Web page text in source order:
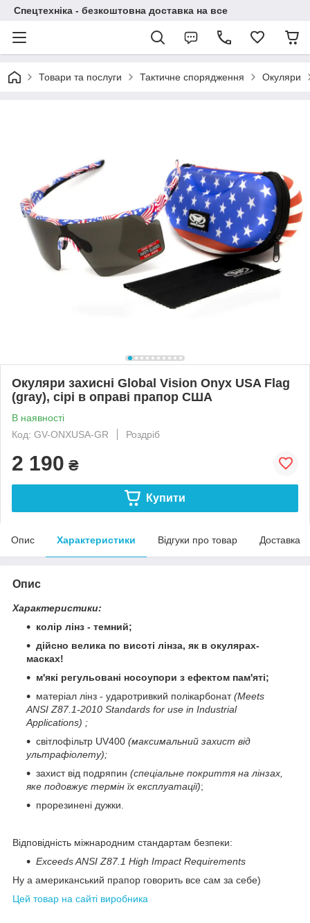
Спецтехніка - безкоштовна доставка на все
Товари та послуги Тактичне спорядження Окуляри
Окуляри захисні Global Vision Onyx USA Flag
(gray), сірі в оправі прапор США
В наявності
Код: GV-ONXUSA-GR
Роздріб
2 190 ₴
Купити
Опис Характеристики Відгуки про товар Доставка
Опис
Характеристики:
колір лінз - темний;
дійсно велика по висоті лінза, як в окулярах-
масках!
м'які регульовані носоупори з ефектом пам'яті;
матеріал лінз - ударотривкий полікарбонат(Meets
ANSI Z87.1-2010 Standards for use in Industrial
Applications) ;
світлофільтр UV400 (максимальний захист від
ультрафіолету);
захист від подряпин (спеціальне покриття на лінзах,
яке подовжує термін їх експлуатації);
прорезинені дужки.
Відповідність міжнародним стандартам безпеки:
Exceeds ANSI Z87.1 High Impact Requirements
Ну а американський прапор говорить все сам за себе)
Цей товар на сайті виробника